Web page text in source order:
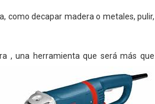
como decapar madera o metales, pulir,
, una herramienta que será más que